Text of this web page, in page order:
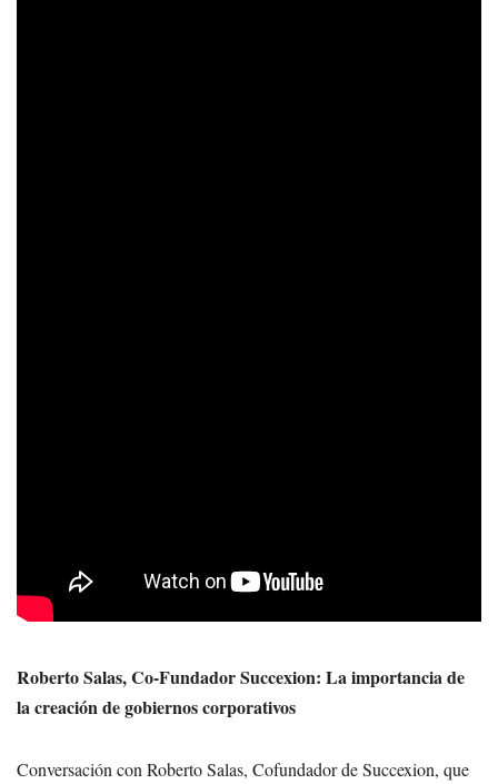
Roberto Salas, Co-Fundador Succexion: La importancia de
la creación de gobiernos corporativos
Conversación con Roberto Salas, Cofundador de Succexion, que